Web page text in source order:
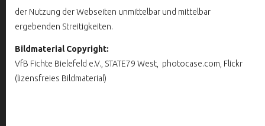
der Nutzung der Webseiten unmittelbar und mittelbar
ergebenden Streitigkeiten.
Bildmaterial Copyright:
VfB Fichte Bielefeld e.V., STATE79 West, photocase.com, Flickr
(lizensfreies Bildmaterial)